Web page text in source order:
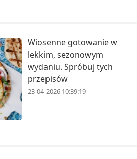
Wiosenne gotowanie w
lekkim, sezonowym
wydaniu. Spróbuj tych
przepisów
23-04-2026 10:39:19